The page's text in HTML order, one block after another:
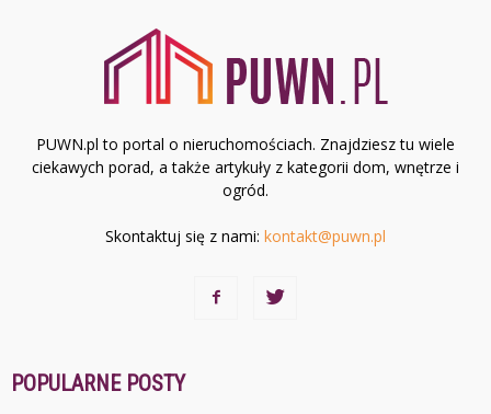
PUWN.pl to portal o nieruchomościach. Znajdziesz tu wiele
ciekawych porad, a także artykuły z kategorii dom, wnętrze i
ogród.
Skontaktuj się z nami: kontakt@puwn.pl
POPULARNE POSTY